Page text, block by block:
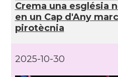
Crema una església
en un Cap d'Any
pirotècnia
2025-10-30